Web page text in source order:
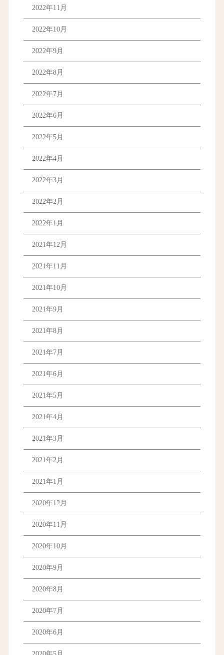
2022年11月
2022年10月
2022年9月
2022年8月
2022年7月
2022年6月
2022年5月
2022年4月
2022年3月
2022年2月
2022年1月
2021年12月
2021年11月
2021年10月
2021年9月
2021年8月
2021年7月
2021年6月
2021年5月
2021年4月
2021年3月
2021年2月
2021年1月
2020年12月
2020年11月
2020年10月
2020年9月
2020年8月
2020年7月
2020年6月